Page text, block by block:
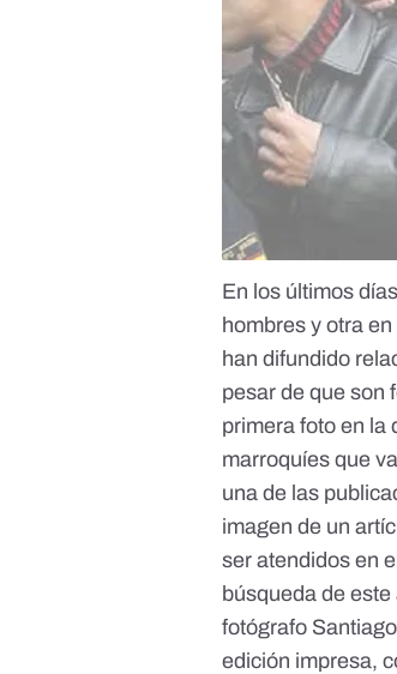
En los últimos
hombres y otra
han difundido
pesar de que son
primera foto en la
marroquíes que
una de las
imagen de un
ser atendidos en
búsqueda de
fotógrafo
edición impresa,